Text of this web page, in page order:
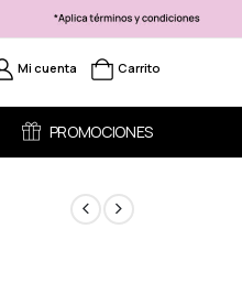
Mi cuenta Carrito
PROMOCIONES